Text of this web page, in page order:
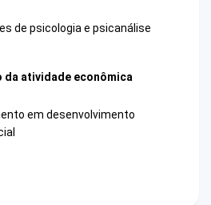
de psicologia e psicanálise
da atividade econômica
em desenvolvimento